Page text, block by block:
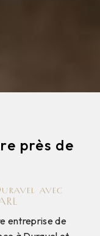
près de
avec
entreprise de